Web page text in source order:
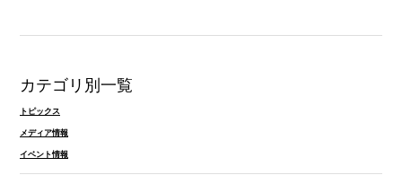
カテゴリ別一覧
トピックス
メディア情報
イベント情報